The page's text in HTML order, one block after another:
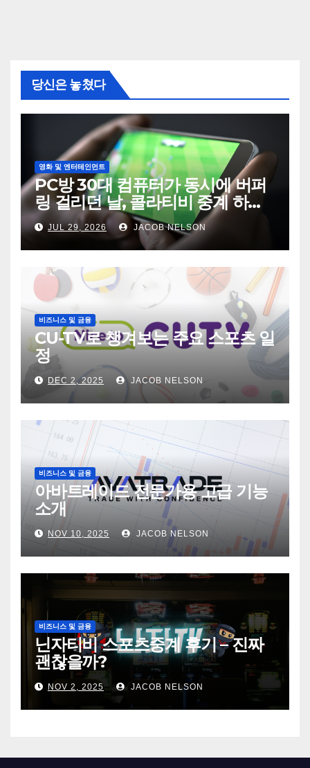
당신은 놓쳤다
영화 및 엔터테인먼트
PC방 30대 컴퓨터가 동시에 버퍼
링 걸리던 날, 콜라티비 중계 하나
가 전기세를 바꿨다
JUL 29, 2026 JACOB NELSON
비즈니스 및 금융
CU-TV로 챙겨보는 주요 스포츠 일
정
DEC 2, 2025 JACOB NELSON
비즈니스 및 금융
아바트레이드 전문가용 고급 기능
소개
NOV 10, 2025 JACOB NELSON
비즈니스 및 금융
닌자티비 스포츠중계 후기 – 진짜
괜찮을까?
NOV 2, 2025 JACOB NELSON